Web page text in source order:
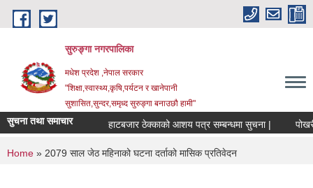
Skip to main content
सुरुङ्‍गा नगरपालिका
मधेश प्रदेश ,नेपाल सरकार
"शिक्षा,स्वास्थ्य,कृषि,पर्यटन र खानेपानी
सुशासित,सुन्दर,समृध्द सुरुङ्गा बनाउछौ हामी"
सुचना तथा समाचार हाटबजार ठेक्काको आशय पत्र सम्बन्धमा सुचना |
You are here
Home » 2079 साल जेठ महिनाको घटना दर्ताको मासिक प्रतिवेदन